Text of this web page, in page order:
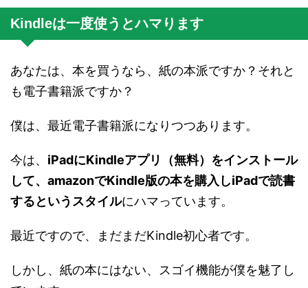
Kindleは一度使うとハマります
あなたは、本を買うなら、紙の本派ですか？それと
も電子書籍派ですか？
僕は、最近電子書籍派になりつつあります。
今は、 iPadにKindleアプリ（無料）をインストール
して、amazonでKindle版の本を購入しiPadで読書
するというスタイルにハマっています。
最近ですので、まだまだKindle初心者です。
しかし、紙の本にはない、スゴイ機能が僕を魅了し